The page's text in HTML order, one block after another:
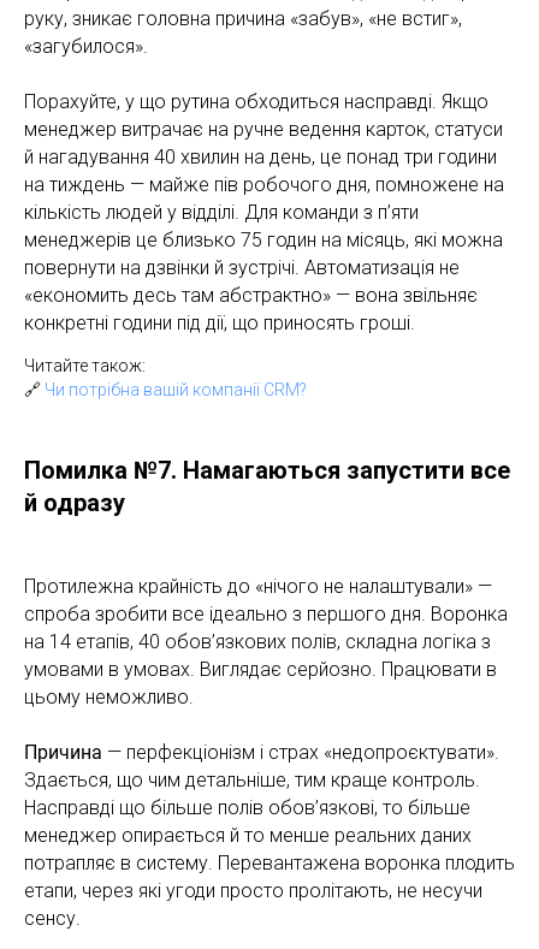
руку, зникає головна причина «забув», «не встиг»,
«загубилося».
Порахуйте, у що рутина обходиться насправді. Якщо
менеджер витрачає на ручне ведення карток, статуси
й нагадування 40 хвилин на день, це понад три години
на тиждень — майже пів робочого дня, помножене на
кількість людей у відділі. Для команди з п’яти
менеджерів це близько 75 годин на місяць, які можна
повернути на дзвінки й зустрічі. Автоматизація не
«економить десь там абстрактно» — вона звільняє
конкретні години під дії, що приносять гроші.
Читайте також:
🔗 Чи потрібна вашій компанії CRM?
Помилка №7. Намагаються запустити все
й одразу
Протилежна крайність до «нічого не налаштували» —
спроба зробити все ідеально з першого дня. Воронка
на 14 етапів, 40 обов’язкових полів, складна логіка з
умовами в умовах. Виглядає серйозно. Працювати в
цьому неможливо.
Причина — перфекціонізм і страх «недопроєктувати».
Здається, що чим детальніше, тим краще контроль.
Насправді що більше полів обов’язкові, то більше
менеджер опирається й то менше реальних даних
потрапляє в систему. Перевантажена воронка плодить
етапи, через які угоди просто пролітають, не несучи
сенсу.